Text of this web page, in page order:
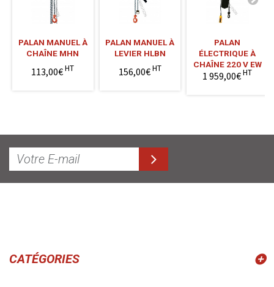
PALAN MANUEL À
CHAÎNE MHN
113,00€HT
PALAN MANUEL À
LEVIER HLBN
156,00€HT
PALAN
ÉLECTRIQUE À
CHAÎNE 220 V EW
1 959,00€HT
CATÉGORIES